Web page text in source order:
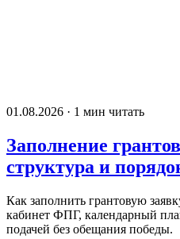
01.08.2026 · 1 мин читать
Заполнение
структура и
Как заполнить грантовую
кабинет ФПГ, календарный
подачей без обещания победы.